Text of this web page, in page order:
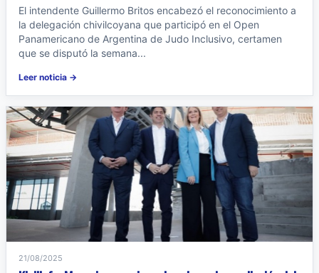
El intendente Guillermo Britos encabezó el reconocimiento a
la delegación chivilcoyana que participó en el Open
Panamericano de Argentina de Judo Inclusivo, certamen
que se disputó la semana...
Leer noticia →
21/08/2025